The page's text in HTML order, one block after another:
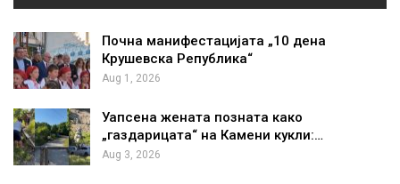
Почна манифестацијата „10 дена
Крушевска Република“
Aug 1, 2026
Уапсена жената позната како
„газдарицата“ на Камени кукли:…
Aug 3, 2026